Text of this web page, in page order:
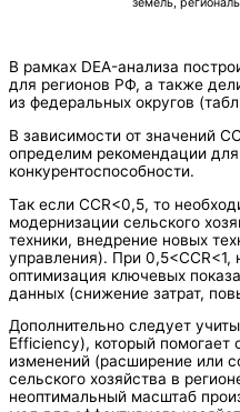
В рамках DEA-анализа
для регионов РФ, а также
из федеральных округов
В зависимости от значений
определим рекомендации
конкурентоспособности.
Так если CCR<0,5, то
модернизации сельского
техники, внедрение новых
управления). При 0,5<CCR<1,
оптимизация ключевых
данных (снижение затрат,
Дополнительно следует
Efficiency), который помогает
изменений (расширение или
сельского хозяйства в
неоптимальный масштаб